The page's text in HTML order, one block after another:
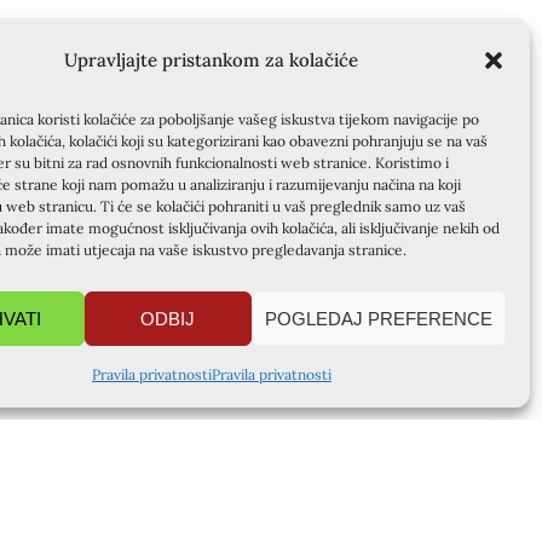
Upravljajte pristankom za kolačiće
koristi kolačiće za poboljšanje vašeg iskustva tijekom navigacije po
kolačića, kolačići koji su kategorizirani kao obavezni pohranjuju se na vaš
su bitni za rad osnovnih funkcionalnosti web stranice. Koristimo i
strane koji nam pomažu u analiziranju i razumijevanju načina na koji
stranicu. Ti će se kolačići pohraniti u vaš preglednik samo uz vaš
imate mogućnost isključivanja ovih kolačića, ali isključivanje nekih od
može imati utjecaja na vaše iskustvo pregledavanja stranice.
ODBIJ POGLEDAJ PREFERENCE
Pravila privatnostiPravila privatnosti